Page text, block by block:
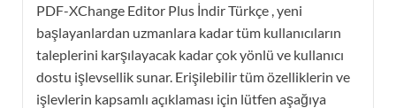
PDF-XChange Editor Plus İndir Türkçe , yeni
başlayanlardan uzmanlara kadar tüm kullanıcıların
taleplerini karşılayacak kadar çok yönlü ve kullanıcı
dostu işlevsellik sunar. Erişilebilir tüm özelliklerin ve
işlevlerin kapsamlı açıklaması için lütfen aşağıya